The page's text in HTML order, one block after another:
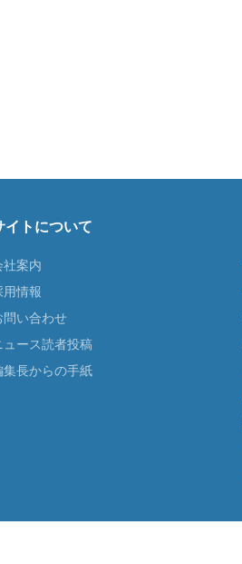
イトについて
社案内
用情報
問い合わせ
ュース読者投稿
集長からの手紙